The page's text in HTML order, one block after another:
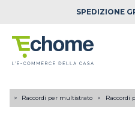
SPEDIZIONE
Raccordi per multistrato Raccordi